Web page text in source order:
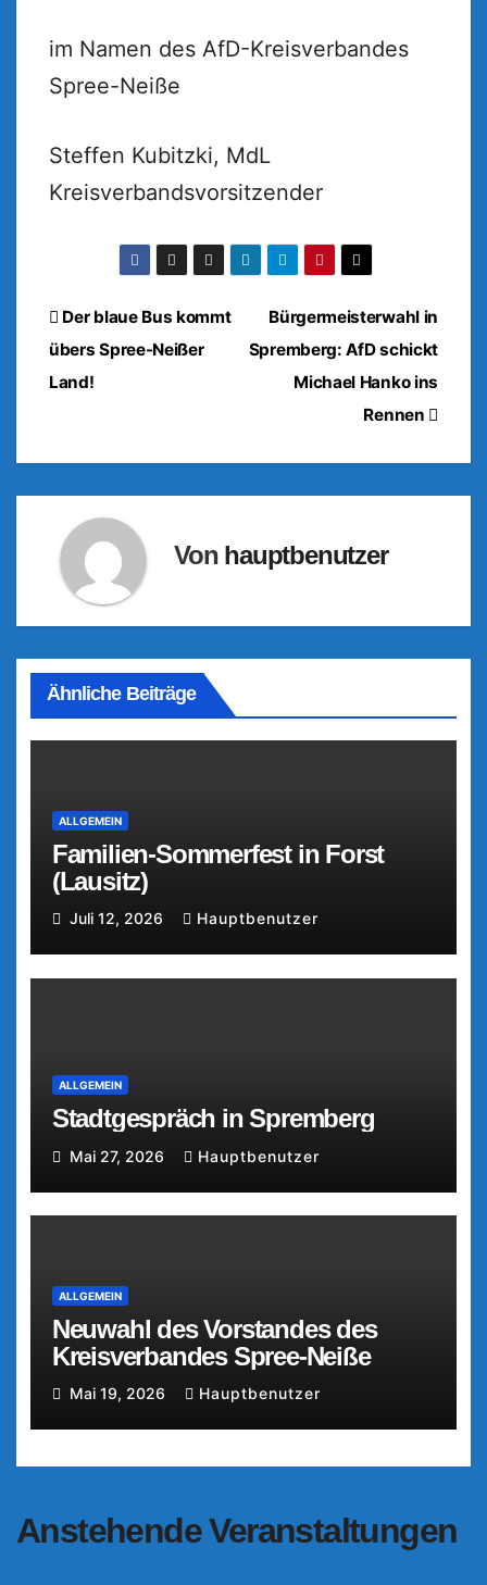
im Namen des AfD-Kreisverbandes
Spree-Neiße
Steffen Kubitzki, MdL
Kreisverbandsvorsitzender
BeitragsnavigationBürgermeisterwahl in
Spremberg: AfD schickt
Michael Hanko ins
Rennen
Der blaue Bus kommt
übers Spree-Neißer
Land!
Von hauptbenutzer
Ähnliche Beiträge
ALLGEMEIN
Familien-Sommerfest in Forst
(Lausitz)
Juli 12, 2026 Hauptbenutzer
ALLGEMEIN
Stadtgespräch in Spremberg
Mai 27, 2026 Hauptbenutzer
ALLGEMEIN
Neuwahl des Vorstandes des
Kreisverbandes Spree-Neiße
Mai 19, 2026 Hauptbenutzer
Anstehende Veranstaltungen